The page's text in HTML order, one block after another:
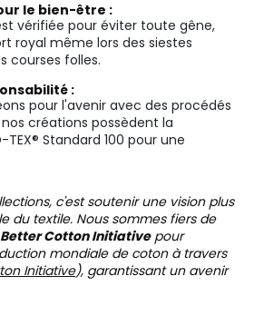
le bien-être :
vérifiée pour éviter toute gêne,
royal même lors des siestes
courses folles.
:
pour l'avenir avec des procédés
créations possèdent la
Standard 100 pour une
c'est soutenir une vision plus
du textile. Nous sommes fiers de
Better Cotton Initiativepour
mondiale de coton à travers
Initiative), garantissant un avenir